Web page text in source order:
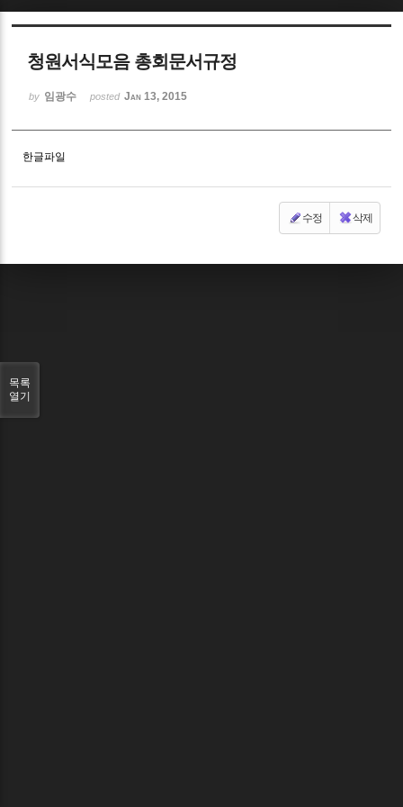
청원서식모음 총회문서규정
by 임광수 posted Jan 13, 2015
한글파일
수정 삭제
목록
열기
Sketchbook5, 스케치북5
Sketchbook5, 스케치북5